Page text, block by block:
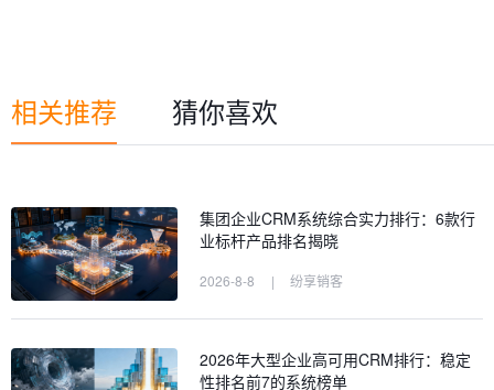
相关推荐 猜你喜欢
集团企业CRM系统综合实力排行：6款行
业标杆产品排名揭晓
2026-8-8 | 纷享销客
2026年大型企业高可用CRM排行：稳定
性排名前7的系统榜单